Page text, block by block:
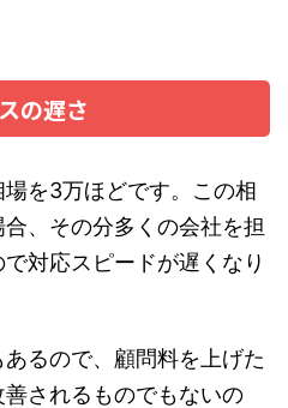
の遅さ
を3万ほどです。この相
、その分多くの会社を担
対応スピードが遅くなり
るので、顧問料を上げた
されるものでもないの